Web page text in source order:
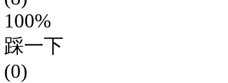
100%
踩一下
(0)